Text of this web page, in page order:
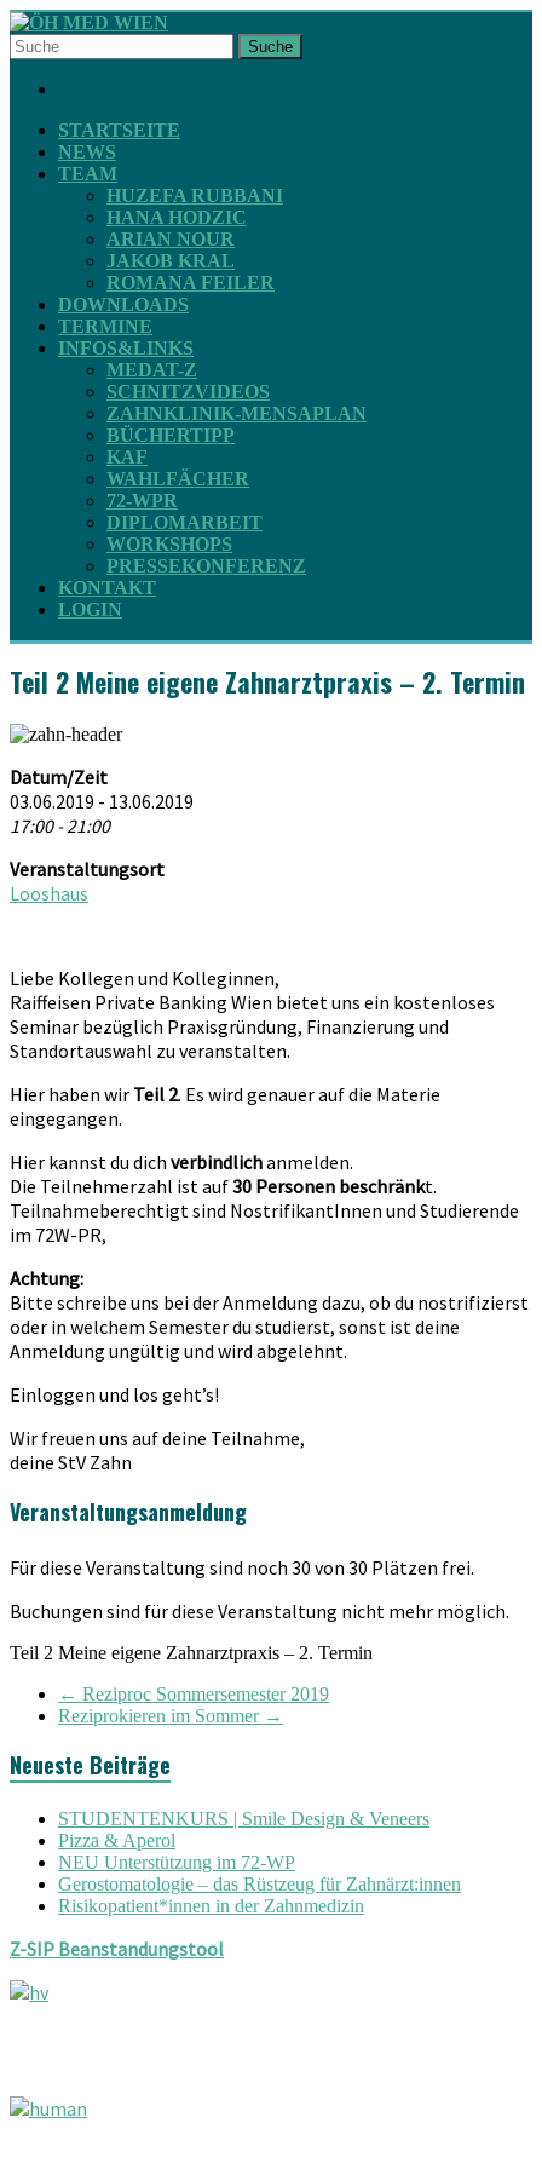
Skip
to
content
ÖH
MED
WIEN
ZAHNMEDIZIN
Suche
STARTSEITE
NEWS
TEAM
HUZEFA RUBBANI
HANA HODZIC
ARIAN NOUR
JAKOB KRAL
ROMANA FEILER
DOWNLOADS
TERMINE
INFOS&LINKS
MEDAT-Z
SCHNITZVIDEOS
ZAHNKLINIK-MENSAPLAN
BÜCHERTIPP
KAF
WAHLFÄCHER
72-WPR
DIPLOMARBEIT
WORKSHOPS
PRESSEKONFERENZ
KONTAKT
LOGIN
Teil 2 Meine eigene Zahnarztpraxis – 2. Termin
Datum/Zeit
03.06.2019 - 13.06.2019
17:00 - 21:00
Veranstaltungsort
Looshaus
Liebe Kollegen und Kolleginnen,
Raiffeisen Private Banking Wien bietet uns ein kostenloses
Seminar bezüglich Praxisgründung, Finanzierung und
Standortauswahl zu veranstalten.
Hier haben wir Teil 2. Es wird genauer auf die Materie
eingegangen.
Hier kannst du dich verbindlichanmelden.
Die Teilnehmerzahl ist auf30 Personen beschränkt.
Teilnahmeberechtigt sind NostrifikantInnen und Studierende
im 72W-PR,
Achtung:
Bitte schreibe uns bei der Anmeldung dazu, ob du nostrifizierst
oder in welchem Semester du studierst, sonst ist deine
Anmeldung ungültig und wird abgelehnt.
Einloggen und los geht’s!
Wir freuen uns auf deine Teilnahme,
deine StV Zahn
Veranstaltungsanmeldung
Für diese Veranstaltung sind noch 30 von 30 Plätzen frei.
Buchungen sind für diese Veranstaltung nicht mehr möglich.
Teil 2 Meine eigene Zahnarztpraxis – 2. Termin
← Reziproc Sommersemester 2019
Reziprokieren im Sommer →
Neueste Beiträge
STUDENTENKURS | Smile Design & Veneers
Pizza & Aperol
NEU Unterstützung im 72-WP
Gerostomatologie – das Rüstzeug für Zahnärzt:innen
Risikopatient*innen in der Zahnmedizin
Z-SIP Beanstandungstool